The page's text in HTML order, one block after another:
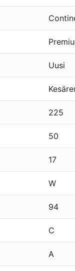
Uusi
225
50
17
W
94
C
A